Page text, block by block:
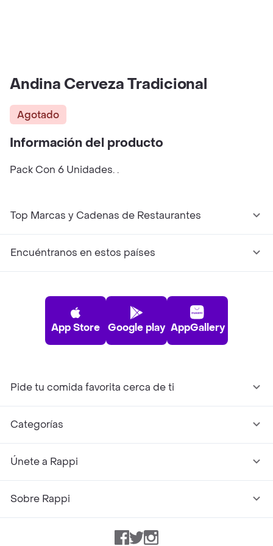
Andina Cerveza Tradicional
Agotado
Información del producto
Pack Con 6 Unidades. .
Top Marcas y Cadenas de Restaurantes
Encuéntranos en estos países
App Store Google play AppGallery
Pide tu comida favorita cerca de ti
Categorías
Únete a Rappi
Sobre Rappi
Facebook
TwitterInstagram